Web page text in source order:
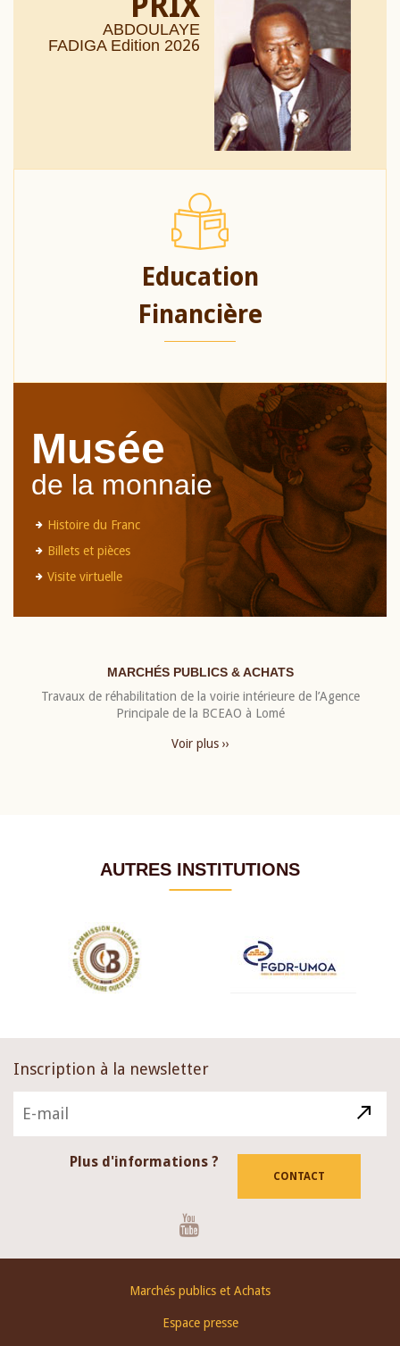
ABDOULAYE
FADIGA Edition 2026
Education
Financière
Musée
de la monnaie
Histoire du Franc
Billets et pièces
Visite virtuelle
MARCHÉS PUBLICS & ACHATS
Travaux de réhabilitation de la voirie intérieure de l’Agence
Principale de la BCEAO à Lomé
Voir plus ››
AUTRES INSTITUTIONS
Inscription à la newsletter
Plus d'informations ?
CONTACT
Marchés publics et Achats
Espace presse